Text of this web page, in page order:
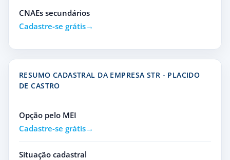
CNAEs secundários
Cadastre-se grátis
RESUMO CADASTRAL DA EMPRESA STR - PLACIDO
DE CASTRO
Opção pelo MEI
Cadastre-se grátis
Situação cadastral